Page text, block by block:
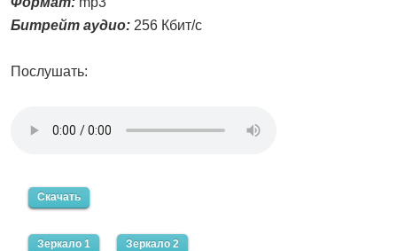
Битрейт аудио: 256 Кбит/с
Послушать:
Скачать
Зеркало 1 Зеркало 2